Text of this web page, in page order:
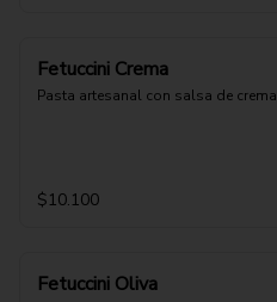
Fetuccini Crema
Pasta artesanal con salsa de crema
$10.100
Fetuccini Oliva